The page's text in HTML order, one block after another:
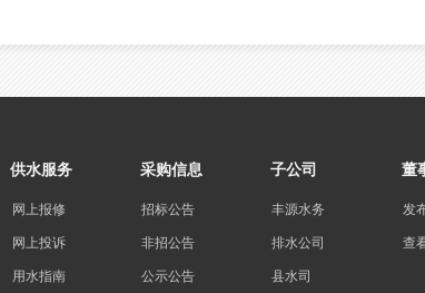
供水服务 采购信息 子公司 董
网上报修
网上投诉
用水指南
发
查
招标公告
非招公告
公示公告
丰源水务
排水公司
县水司